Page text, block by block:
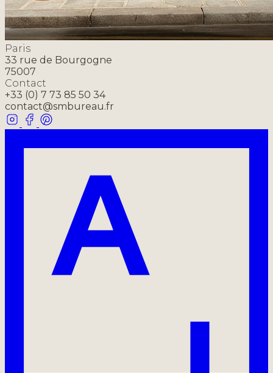
Paris
33 rue de Bourgogne
75007
Contact
+33 (0) 7 73 85 50 34
contact@smbureau.fr